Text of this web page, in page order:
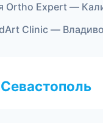
Ortho Expert —
Clinic —